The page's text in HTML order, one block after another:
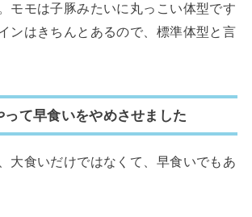
モモは子豚みたいに丸っこい体型です
ンはきちんとあるので、標準体型と言
って早食いをやめさせました
大食いだけではなくて、早食いでもあ